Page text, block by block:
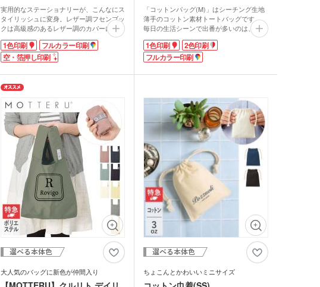
実用的なステーショナリーが、こんなにス
タイリッシュに変身。レザー調フセンブッ
クは高級感のあるレザー調のカバーに、5
色2サイズの付箋メモをセットしました。
シンプルなカバーに企業ロゴが映え、営業
用ノベルティとしてPR効果も抜群。オリ
可能です!
1色印刷・箔押し・フルカラー印刷で、お
ます。学生から社会人、主婦の方まで、ど
なたにも喜ばれるお役立ちアイテム。適度
な粘着力、書きやすい紙質・色とサイズ
で、スタッフからの支持も熱い大人気ふせ
んです。
1色印刷
フルカラー印刷
空・箔押し印刷
「コットンバッグ(M)」はシーチング生地
薄手のコットン素材トートバッグです。
毎日の生活シーンで出番が多いのは、コッ
トンバッグ(M)のようなシンプルで軽いト
ートバッグ。たたんでメインバッグの中に
入れておけば、外出先で荷物が増えたとき
1色印刷
2色印刷
フルカラー印刷
大人気のバッグに新色が仲間入り ちょこんとかわいいミニサイズ
カイロ・湯たんぽ